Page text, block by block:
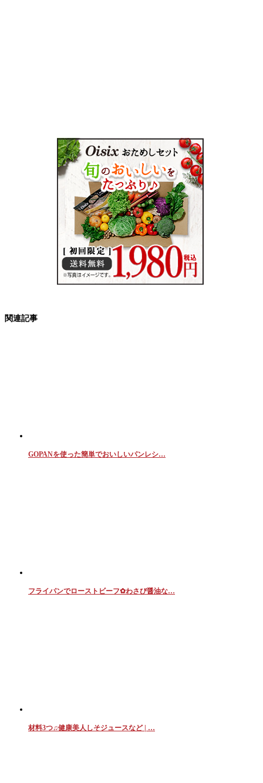
関連記事
GOPANを使った簡単でおいしいパンレシ…
フライパンでローストビーフ✿わさび醤油な…
材料3つ♫健康美人しそジュースなど | …